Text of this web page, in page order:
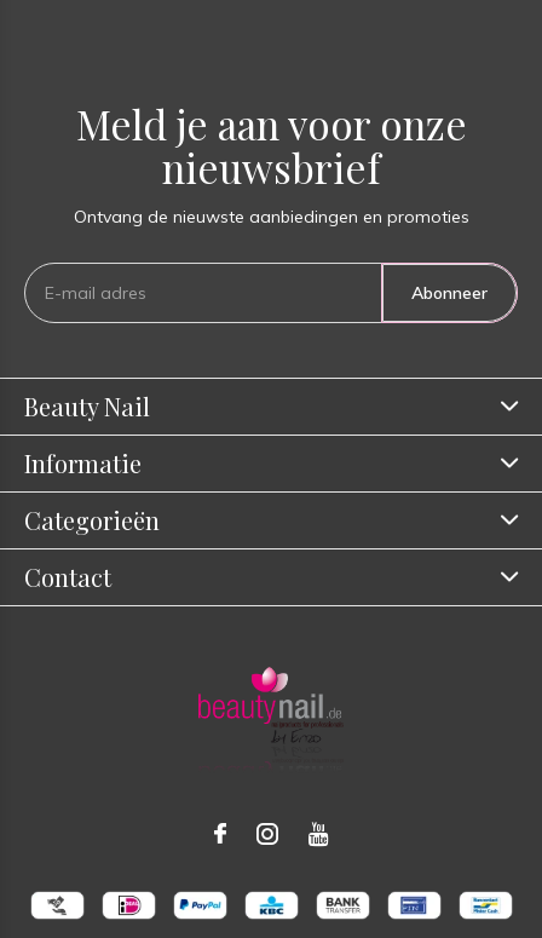
Meld je aan voor onze
nieuwsbrief
Ontvang de nieuwste aanbiedingen en promoties
Abonneer
Beauty Nail
Informatie
Categorieën
Contact